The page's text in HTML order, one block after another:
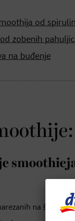
od
zobenih
na buđenje
na šnite